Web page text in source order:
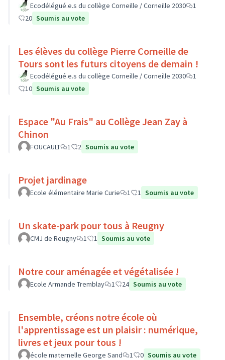
Ecodélégué.e.s du collège Corneille / Corneille 2030
1
20 Soumis au vote
Les élèves du collège Pierre Corneille de
Tours sont les futurs citoyens de demain !
Ecodélégué.e.s du collège Corneille / Corneille 2030
1
10 Soumis au vote
Espace "Au Frais" au Collège Jean Zay à
Chinon
FOUCAULT 1 2 Soumis au vote
Projet jardinage
Ecole élémentaire Marie Curie 1 1 Soumis au vote
Un skate-park pour tous à Reugny
CMJ de Reugny 1 1 Soumis au vote
Notre cour aménagée et végétalisée !
Ecole Armande Tremblay 1 24 Soumis au vote
Ensemble, créons notre école où
l'apprentissage est un plaisir : numérique,
livres et jeux pour tous !
école maternelle George Sand 1 0 Soumis au vote